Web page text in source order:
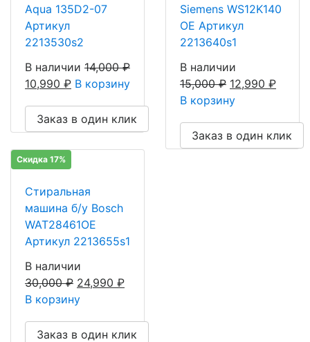
Aqua 135D2-07
Артикул
2213530s2
В наличии 14,000₽
10,990 ₽ В корзину
Заказ в один клик
Siemens WS12K140
OE Артикул
2213640s1
В наличии
15,000₽ 12,990 ₽
В корзину
Заказ в один клик
Скидка 17%
Стиральная
машина б/у Bosch
WAT28461OE
Артикул 2213655s1
В наличии
30,000₽ 24,990 ₽
В корзину
Заказ в один клик